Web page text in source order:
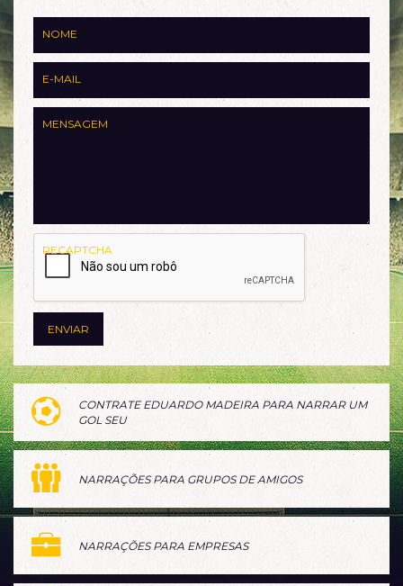
NOME
E-MAIL
MENSAGEM
RECAPTCHA
CONTRATE EDUARDO MADEIRA PARA NARRAR UM
GOL SEU
NARRAÇÕES PARA GRUPOS DE AMIGOS
NARRAÇÕES PARA EMPRESAS